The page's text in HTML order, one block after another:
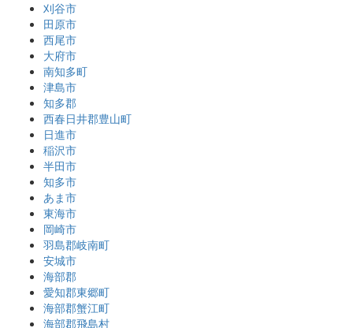
刈谷市
田原市
西尾市
大府市
南知多町
津島市
知多郡
西春日井郡豊山町
日進市
稲沢市
半田市
知多市
あま市
東海市
岡崎市
羽島郡岐南町
安城市
海部郡
愛知郡東郷町
海部郡蟹江町
海部郡飛島村